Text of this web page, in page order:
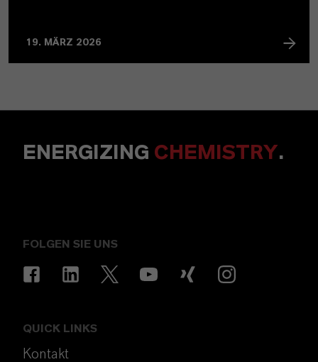
19. MÄRZ 2026
ENERGIZING CHEMISTRY.
FOLGEN SIE UNS
QUICK LINKS
Kontakt